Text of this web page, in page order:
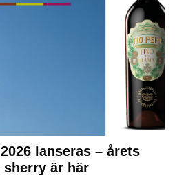
lanseras – årets
sherry är här